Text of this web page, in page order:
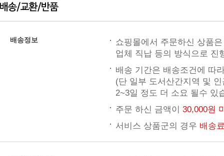
배송정보
쇼핑몰에서 주문하신 상품
업체 직납 등의 방식으로 진
배송 기간은 배송조건에 따
(단 일부 도서산간지역 및
2~3일 정도 더 소요 될수 있
주문 하신 금액이 30,000원
서비스 상품군의 경우 배송